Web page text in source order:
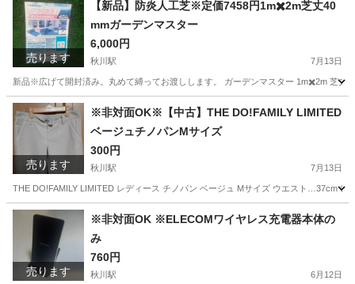
売ります
【新品】防炎人工芝※定価7458円1m✖️2m芝丈40
mmガーデンマスター
6,000円
秋川駅 7月13日
新品※広げて開封済み。丸めて縛ってお渡しします。 ガーデンマスター 1m✖️2m 芝丈
東京 あきる野市 秋川駅 その他
売ります
※非対面OK※【中古】THE DO!FAMILY LIMITED
ベージュチノパンMサイズ
300円
秋川駅 7月13日
THE DO!FAMILY LIMITED レディース チノパン ベージュ Mサイズ ウエスト…37cm
東京 あきる野市 秋川駅 パンツ チノパン
売ります
※非対面OK ※ELECOMワイヤレス充電器本体の
み
760円
秋川駅 6月12日